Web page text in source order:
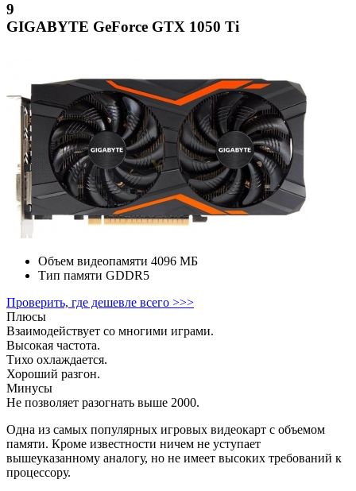
9
GIGABYTE GeForce GTX 1050 Ti
Объем видеопамяти 4096 МБ
Тип памяти GDDR5
Проверить, где дешевле всего >>>
Плюсы
Взаимодействует со многими играми.
Высокая частота.
Тихо охлаждается.
Хороший разгон.
Минусы
Не позволяет разогнать выше 2000.
Одна из самых популярных игровых видеокарт с объемом
памяти. Кроме известности ничем не уступает
вышеуказанному аналогу, но не имеет высоких требований к
процессору.